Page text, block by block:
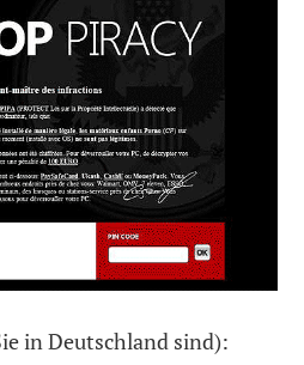
in Deutschland sind):